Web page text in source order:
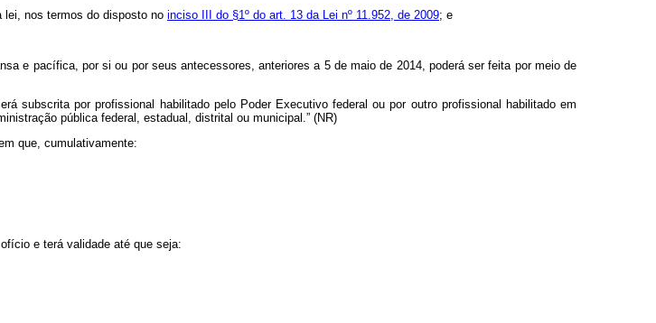
lei, nos termos do disposto no inciso III do §1º do art. 13 da Lei nº 11.952, de 2009; e
e pacífica, por si ou por seus antecessores, anteriores a 5 de maio de 2014, poderá ser feita por meio de
subscrita por profissional habilitado pelo Poder Executivo federal ou por outro profissional habilitado em
pública federal, estadual, distrital ou municipal.” (NR)
que, cumulativamente:
e terá validade até que seja: